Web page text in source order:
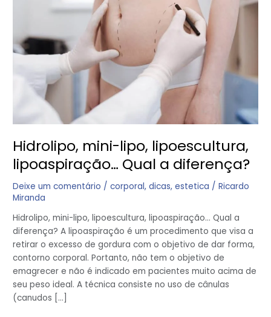
Hidrolipo, mini-lipo, lipoescultura,
lipoaspiração… Qual a diferença?
Deixe um comentário /corporal,dicas,estetica /Ricardo
Miranda
Hidrolipo, mini-lipo, lipoescultura, lipoaspiração… Qual a
diferença? A lipoaspiração é um procedimento que visa a
retirar o excesso de gordura com o objetivo de dar forma,
contorno corporal. Portanto, não tem o objetivo de
emagrecer e não é indicado em pacientes muito acima de
seu peso ideal. A técnica consiste no uso de cânulas
(canudos […]
lipoescultura,
Qual
a